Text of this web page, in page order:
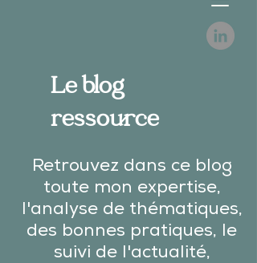
Le blog
ressource
Retrouvez dans ce blog
toute mon expertise,
l'analyse de thématiques,
des bonnes pratiques, le
suivi de l'actualité,